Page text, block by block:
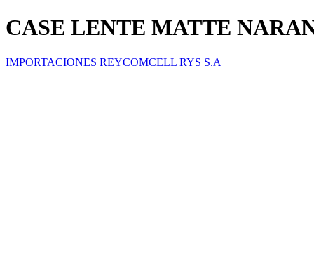
CASE LENTE MATTE
IMPORTACIONES REYCOMCELL RYS S.A